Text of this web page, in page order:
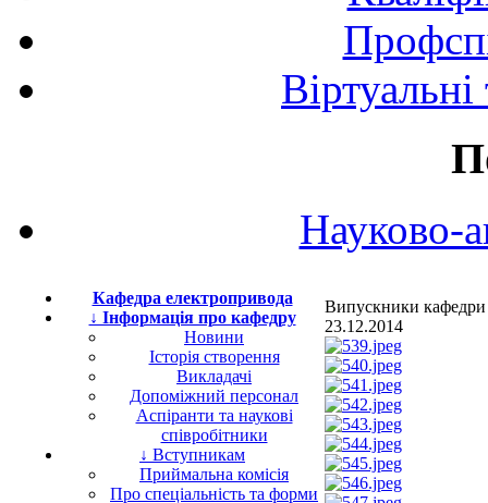
Науково-
Кафедра електропривода
↓ Інформація про кафедру
Новини
Історія створення
Викладачі
Допоміжний персонал
Аспіранти та наукові
співробітники
↓ Вступникам
Приймальна комісія
Про спеціальність та форми
Випускники кафедри
23.12.2014